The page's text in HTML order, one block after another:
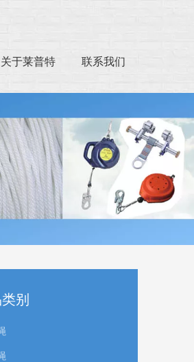
关于莱普特 联系我们
别